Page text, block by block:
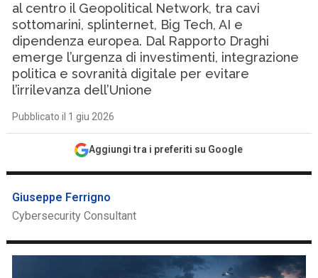
al centro il Geopolitical Network, tra cavi
sottomarini, splinternet, Big Tech, AI e
dipendenza europea. Dal Rapporto Draghi
emerge l’urgenza di investimenti, integrazione
politica e sovranità digitale per evitare
l’irrilevanza dell’Unione
Pubblicato il 1 giu 2026
Aggiungi tra i preferiti su Google
Giuseppe Ferrigno
Cybersecurity Consultant